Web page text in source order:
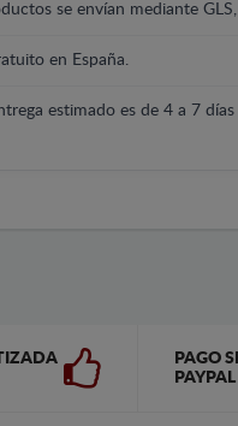
se envían mediante
en España.
estimado es de 4 a 7
PAGO
PAYPAL